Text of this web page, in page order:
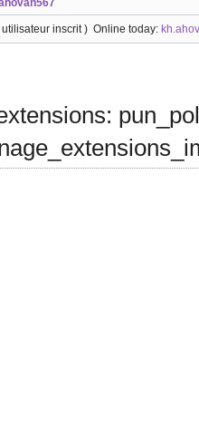
utilisateur inscrit ) Online today: